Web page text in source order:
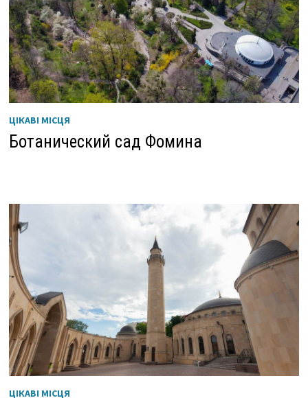
ЦІКАВІ МІСЦЯ
Ботанический сад Фомина
ЦІКАВІ МІСЦЯ